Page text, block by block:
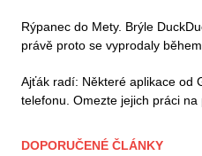
Rýpanec do Mety. Brýle
právě proto se vyprodaly
Ajťák radí: Některé aplikace od
telefonu. Omezte jejich práci na
DOPORUČENÉ ČLÁNKY